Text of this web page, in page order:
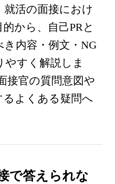
就活の面接におけ
から、自己PRと
内容・例文・NG
すく解説しま
接官の質問意図や
るよくある疑問へ
で答えられな